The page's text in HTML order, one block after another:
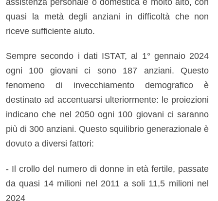
quasi la metà degli anziani in difficoltà che non
riceve sufficiente aiuto.
Sempre secondo i dati ISTAT, al 1° gennaio 2024
ogni 100 giovani ci sono 187 anziani. Questo
fenomeno di invecchiamento demografico è
destinato ad accentuarsi ulteriormente: le proiezioni
indicano che nel 2050 ogni 100 giovani ci saranno
più di 300 anziani. Questo squilibrio generazionale è
dovuto a diversi fattori:
- Il crollo del numero di donne in età fertile, passate
da quasi 14 milioni nel 2011 a soli 11,5 milioni nel
2024